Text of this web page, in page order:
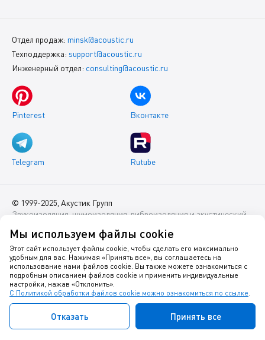
Отдел продаж: minsk@acoustic.ru
Техподдержка: support@acoustic.ru
Инженерный отдел: consulting@acoustic.ru
Pinterest Вконтакте
Telegram Rutube
© 1999-2025, Акустик Групп
Звукоизоляция, шумоизоляция, виброизоляция и акустический
Данный интернет-сайт носит исключительно информационный
характер и ни при каких условиях не является публичной
офертой.
Политика оператора в отношении обработки персональных
Политика в отношении куки-файлов
Мы используем файлы cookie
Этот сайт использует файлы cookie, чтобы сделать его максимально
удобным для вас. Нажимая «Принять все», вы соглашаетесь на
использование нами файлов cookie. Вы также можете ознакомиться с
подробным описанием файлов cookie и применить индивидуальные
настройки, нажав «Отклонить».
С Политикой обработки файлов cookie можно ознакомиться по ссылке.
Отказать Принять все